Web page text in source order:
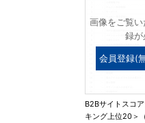
画像をご覧
録が
会員登録(
B2Bサイトスコ
キング上位20＞